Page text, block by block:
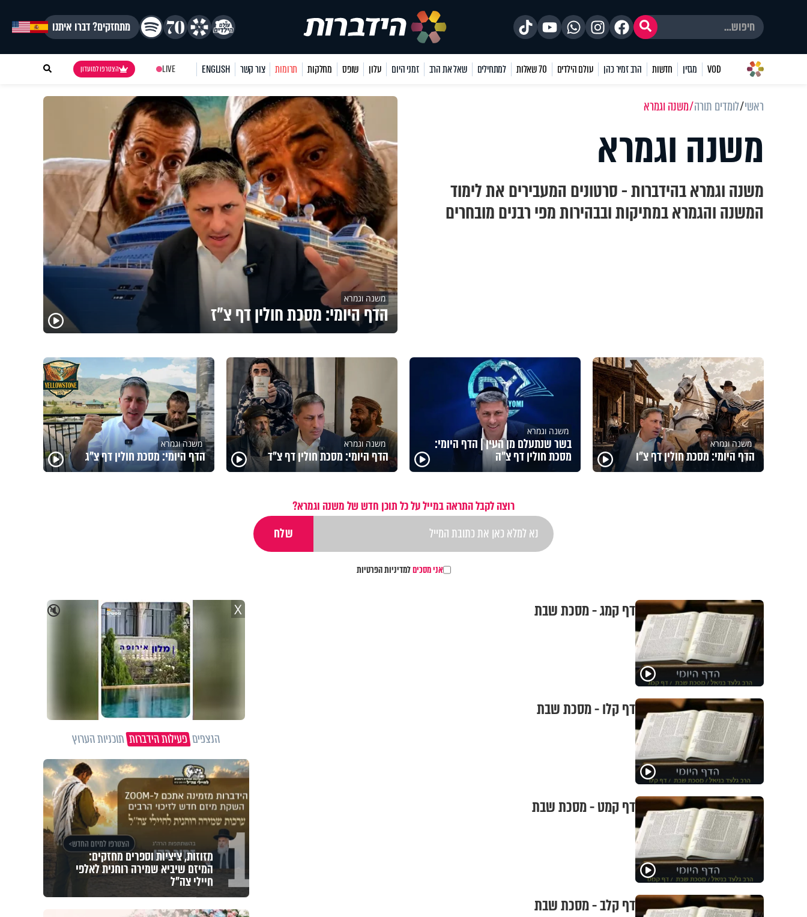
מתחזקים? דברו איתנו
VOD מגזין חדשות הרב זמיר כהן עולם הילדים 70 שאלות למתחילים שאל את הרב זמני היום עלון שופס מחלקות תרומות צור קשר ENGLISH
LIVE הצטרפו למועדון
ראשי לומדים תורה משנה וגמרא
משנה וגמרא
משנה וגמרא בהידברות - סרטונים המעבירים את לימוד
המשנה והגמרא במתיקות ובבהירות מפי רבנים מובחרים
משנה וגמרא
הדף היומי: מסכת חולין דף צ"ז
משנה וגמרא
הדף היומי: מסכת חולין דף צ"ו
משנה וגמרא
בשר שנתעלם מן העין | הדף היומי:
מסכת חולין דף צ"ה
משנה וגמרא
הדף היומי: מסכת חולין דף צ"ד
משנה וגמרא
הדף היומי: מסכת חולין דף צ"ג
רוצה לקבל התראה במייל על כל תוכן חדש של משנה וגמרא?
אני מסכיםלמדיניות הפרטיות
דף קמג - מסכת שבת
דף קלו - מסכת שבת
דף קמט - מסכת שבת
דף קלב - מסכת שבת
🔇 X
הנצפיםפעילות הידברותתוכניות הערוץ
1 מזוזות, ציציות וספרים מחזקים:
המיזם שיביא שמירה רוחנית לאלפי
חיילי צה"ל